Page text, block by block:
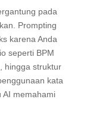
pada
Prompting
karena Anda
seperti BPM
hingga struktur
kata
AI memahami